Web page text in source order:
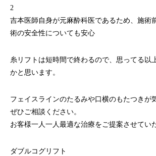
2
吉本医師自身が元麻酔科医であるため、施術
術の安全性についても安心
糸リフトは短時間で終わるので、思ってる以
かと思います。
フェイスラインのたるみや口横のもたつきが
ぜひご相談ください。
お客様一人一人最適な治療をご提案させてい
ダブルコグリフト